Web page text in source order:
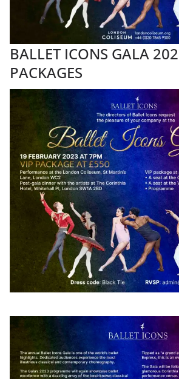
BALLET ICONS GALA
PACKAGES